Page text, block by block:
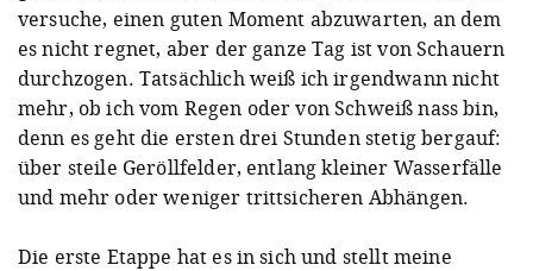
versuche, einen guten Moment abzuwarten, an dem
es nicht regnet, aber der ganze Tag ist von Schauern
durchzogen. Tatsächlich weiß ich irgendwann nicht
mehr, ob ich vom Regen oder von Schweiß nass bin,
denn es geht die ersten drei Stunden stetig bergauf:
über steile Geröllfelder, entlang kleiner Wasserfälle
und mehr oder weniger trittsicheren Abhängen.
Die erste Etappe hat es in sich und stellt meine